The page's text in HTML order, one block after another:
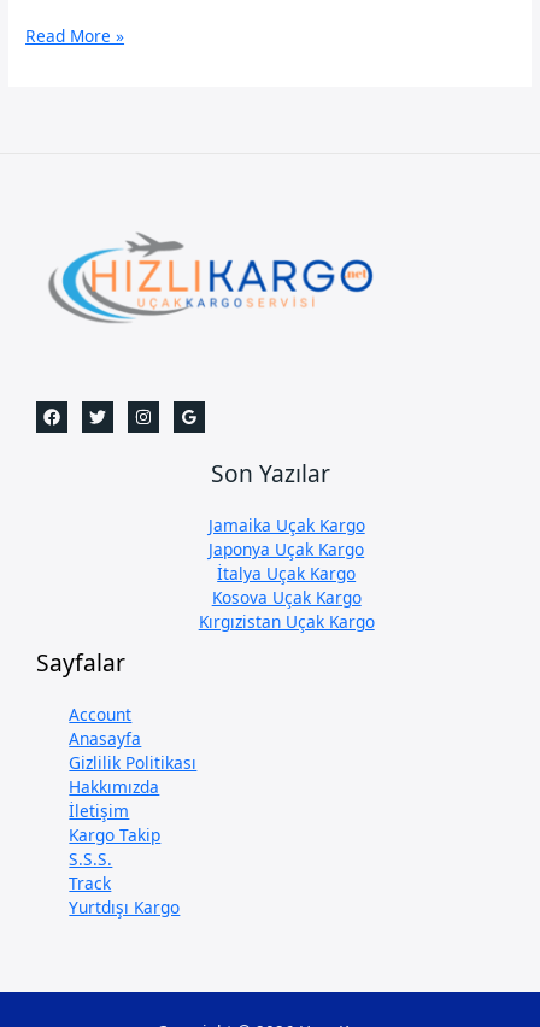
Samsun
Read More »
Son Yazılar
Jamaika Uçak Kargo
Japonya Uçak Kargo
İtalya Uçak Kargo
Kosova Uçak Kargo
Kırgızistan Uçak Kargo
Sayfalar
Account
Anasayfa
Gizlilik Politikası
Hakkımızda
İletişim
Kargo Takip
S.S.S.
Track
Yurtdışı Kargo